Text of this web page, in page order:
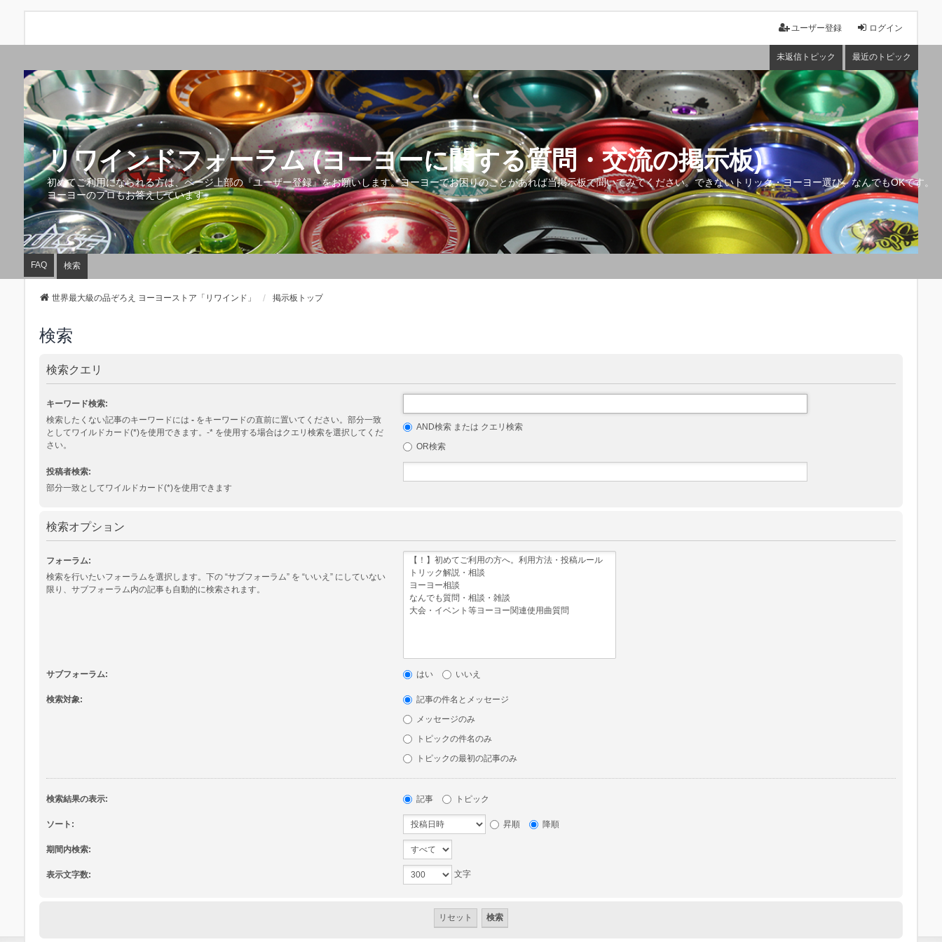
ログイン
ユーザー登録
未返信トピック 最近のトピック
リワインドフォーラム (ヨーヨーに関する質問・交流の掲示板)
初めてご利用になられる方は、ページ上部の『ユーザー登録』をお願いします。ヨーヨーでお困りのことがあれば当掲示板で聞いてみてください。できないトリック・ヨーヨー選び、なんでもOKです。
ヨーヨーのプロもお答えしています。
FAQ 検索
世界最大級の品ぞろえ ヨーヨーストア「リワインド」 掲示板トップ
検索
検索クエリ
キーワード検索:
検索したくない記事のキーワードには -をキーワードの直前に置いてください。部分一致
としてワイルドカード(*)を使用できます。-* を使用する場合はクエリ検索を選択してくだ
さい。
AND検索 または クエリ検索
OR検索
投稿者検索:
部分一致としてワイルドカード(*)を使用できます
検索オプション
フォーラム:
検索を行いたいフォーラムを選択します。下の “サブフォーラム” を “いいえ” にしていない
限り、サブフォーラム内の記事も自動的に検索されます。
サブフォーラム: はい いいえ
検索対象:
記事の件名とメッセージ
メッセージのみ
トピックの件名のみ
トピックの最初の記事のみ
検索結果の表示: 記事 トピック
ソート: 昇順 降順
期間内検索:
表示文字数: 文字